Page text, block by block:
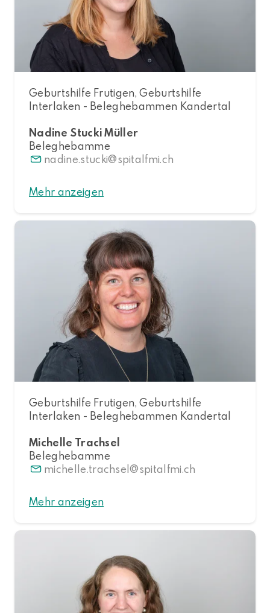
Geburtshilfe Frutigen, Geburtshilfe
Interlaken - Beleghebammen Kandertal
Nadine Stucki Müller
Beleghebamme
nadine.stucki
spitalfmi.ch
Mehr anzeigen
Geburtshilfe Frutigen, Geburtshilfe
Interlaken - Beleghebammen Kandertal
Michelle Trachsel
Beleghebamme
michelle.trachsel
spitalfmi.ch
Mehr anzeigen